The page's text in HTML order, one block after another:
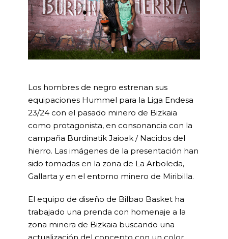
Los hombres de negro estrenan sus
equipaciones Hummel para la Liga Endesa
23/24 con el pasado minero de Bizkaia
como protagonista, en consonancia con la
campaña Burdinatik Jaioak / Nacidos del
hierro. Las imágenes de la presentación han
sido tomadas en la zona de La Arboleda,
Gallarta y en el entorno minero de Miribilla.
El equipo de diseño de Bilbao Basket ha
trabajado una prenda con homenaje a la
zona minera de Bizkaia buscando una